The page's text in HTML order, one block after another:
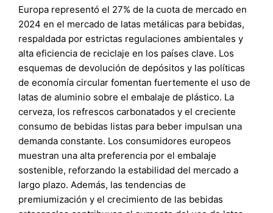
Europa representó el 27% de la cuota de mercado en
2024 en el mercado de latas metálicas para bebidas,
respaldada por estrictas regulaciones ambientales y
alta eficiencia de reciclaje en los países clave. Los
esquemas de devolución de depósitos y las políticas
de economía circular fomentan fuertemente el uso de
latas de aluminio sobre el embalaje de plástico. La
cerveza, los refrescos carbonatados y el creciente
consumo de bebidas listas para beber impulsan una
demanda constante. Los consumidores europeos
muestran una alta preferencia por el embalaje
sostenible, reforzando la estabilidad del mercado a
largo plazo. Además, las tendencias de
premiumización y el crecimiento de las bebidas